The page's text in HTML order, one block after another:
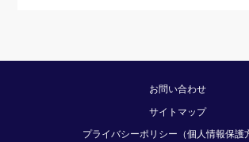
お問い合わせ
サイトマップ
プライバシーポリシー（個人情報保護